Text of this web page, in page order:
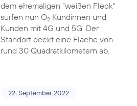
dem ehemaligen “weißen Fleck”
surfen nun O2Kundinnen und
Kunden mit 4G und 5G. Der
Standort deckt eine Fläche von
rund 30 Quadratkilometern ab.
22. September 2022